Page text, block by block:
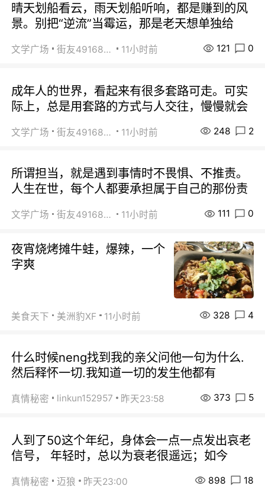
晴天划船看云，雨天划船听响，都是赚到的风
景。别把“逆流”当霉运，那是老天想单独给
文学广场 街友49168527 11小时前 121 0
成年人的世界，看起来有很多套路可走。可实
际上，总是用套路的方式与人交往，慢慢就会
文学广场 街友49168527 11小时前 248 2
所谓担当，就是遇到事情时不畏惧、不推责。
人生在世，每个人都要承担属于自己的那份责
文学广场 街友49168527 11小时前 111 0
夜宵烧烤摊牛蛙，爆辣，一个
字爽
美食天下 美洲豹XF 11小时前 328 4
什么时候neng找到我的亲父问他一句为什么.
然后释怀一切.我知道一切的发生他都有
真情秘密 linkun152957 昨天23:58 373 5
人到了50这个年纪，身体会一点一点发出哀老
信号， 年轻时，总以为衰老很遥远；如今
真情秘密 迈狼 昨天23:00 898 18